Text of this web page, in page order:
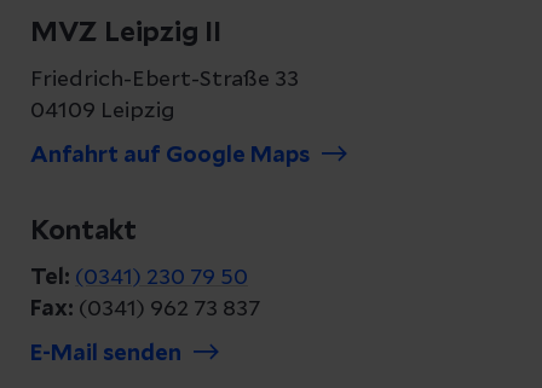
MVZ Leipzig II
Friedrich-Ebert-Straße 33
04109 Leipzig
Anfahrt auf Google Maps
Kontakt
Tel: (0341) 230 79 50
Fax: (0341) 962 73 837
E-Mail senden